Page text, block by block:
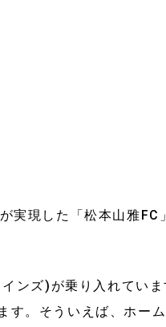
実現した「松本山雅FC
ンズ)が乗り入れてい
す。そういえば、ホー